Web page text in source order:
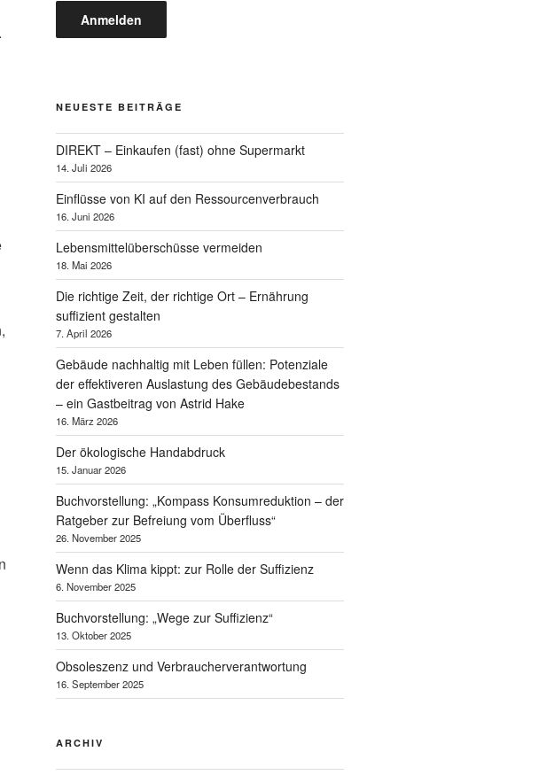
NEUESTE BEITRÄGE
DIREKT – Einkaufen (fast) ohne Supermarkt
14. Juli 2026
Einflüsse von KI auf den Ressourcenverbrauch
16. Juni 2026
Lebensmittelüberschüsse vermeiden
18. Mai 2026
Die richtige Zeit, der richtige Ort – Ernährung
suffizient gestalten
7. April 2026
Gebäude nachhaltig mit Leben füllen: Potenziale
der effektiveren Auslastung des Gebäudebestands
– ein Gastbeitrag von Astrid Hake
16. März 2026
Der ökologische Handabdruck
15. Januar 2026
Buchvorstellung: „Kompass Konsumreduktion – der
Ratgeber zur Befreiung vom Überfluss“
26. November 2025
Wenn das Klima kippt: zur Rolle der Suffizienz
6. November 2025
Buchvorstellung: „Wege zur Suffizienz“
13. Oktober 2025
Obsoleszenz und Verbraucherverantwortung
16. September 2025
ARCHIV